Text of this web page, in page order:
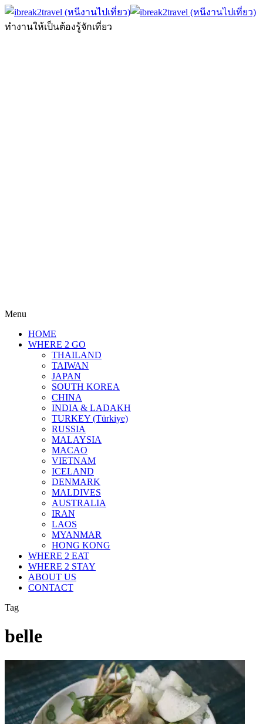
ทำงานให้เป็นต้องรู้จักเที่ยว
Menu
HOME
WHERE 2 GO
THAILAND
TAIWAN
JAPAN
SOUTH KOREA
CHINA
INDIA & LADAKH
TURKEY (Türkiye)
RUSSIA
MALAYSIA
MACAO
VIETNAM
ICELAND
DENMARK
MALDIVES
AUSTRALIA
IRAN
LAOS
MYANMAR
HONG KONG
WHERE 2 EAT
WHERE 2 STAY
ABOUT US
CONTACT
Tag
belle